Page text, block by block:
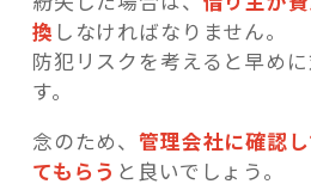
換 しなければなりません。
防犯リスクを考えると早め
す。
念のため、管理会社に確認
てもらう と良いでしょう。